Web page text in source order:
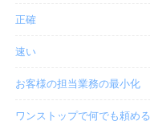
正確
速い
お客様の担当業務の最小化
ワンストップで何でも頼める